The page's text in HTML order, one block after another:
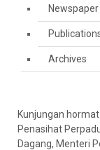
Archives
Kunjungan
Penasihat
Dagang, Menteri